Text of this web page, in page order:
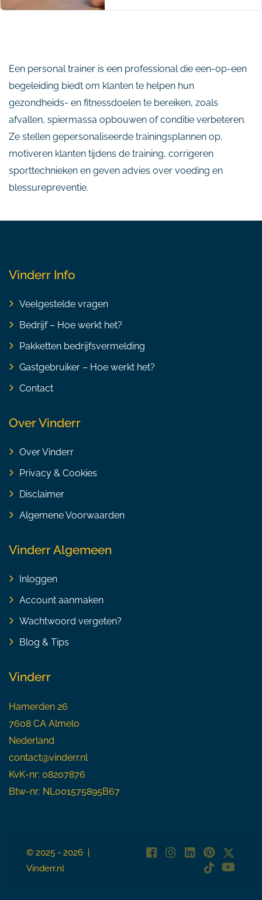
Een personal trainer is een professional die een-op-een
begeleiding biedt om klanten te helpen hun
gezondheids- en fitnessdoelen te bereiken, zoals
afvallen, spiermassa opbouwen of conditie verbeteren.
Ze stellen gepersonaliseerde trainingsplannen op,
motiveren klanten tijdens de training, corrigeren
sporttechnieken en geven advies over voeding en
blessurepreventie.
Vinderr Info
Veelgestelde vragen
Bedrijf – Hoe werkt het?
Pakketten bedrijfsvermelding
Gastgebruiker – Hoe werkt het?
Contact
Over Vinderr
Over Vinderr
Privacy & Cookies
Disclaimer
Algemene Voorwaarden
Vinderr Algemeen
Inloggen
Account aanmaken
Wachtwoord vergeten?
Blog & Tips
Vinderr
Hamerden 26
7608 CA Almelo
Nederland
contact@vinderr.nl
KvK-nr: 08207876
Btw-nr: NL001575895B67
© 2025 - 2026 |
Vinderr.nl